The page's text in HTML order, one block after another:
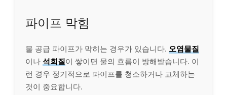
파이프 막힘
물 공급 파이프가 막히는 경우가 있습니다. 오염물질
이나 석회질이 쌓이면 물의 흐름이 방해받습니다. 이
런 경우 정기적으로 파이프를 청소하거나 교체하는
것이 중요합니다.